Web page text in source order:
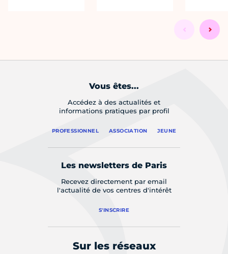
Vous êtes...
Accédez à des actualités et
informations pratiques par profil
PROFESSIONNEL ASSOCIATION JEUNE
Les newsletters de Paris
Recevez directement par email
l'actualité de vos centres d'intérêt
S'INSCRIRE
Sur les réseaux